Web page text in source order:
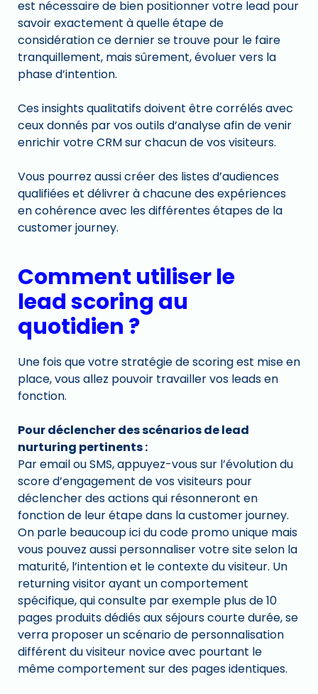
est nécessaire de bien positionner votre lead pour
savoir exactement à quelle étape de
considération ce dernier se trouve pour le faire
tranquillement, mais sûrement, évoluer vers la
phase d’intention.
Ces insights qualitatifs doivent être corrélés avec
ceux donnés par vos outils d’analyse afin de venir
enrichir votre CRM sur chacun de vos visiteurs.
Vous pourrez aussi créer des listes d’audiences
qualifiées et délivrer à chacune des expériences
en cohérence avec les différentes étapes de la
customer journey.
Comment utiliser le
lead scoring au
quotidien ?
Une fois que votre stratégie de scoring est mise en
place, vous allez pouvoir travailler vos leads en
fonction.
Pour déclencher des scénarios de lead
nurturing pertinents :
Par email ou SMS, appuyez-vous sur l’évolution du
score d’engagement de vos visiteurs pour
déclencher des actions qui résonneront en
fonction de leur étape dans la customer journey.
On parle beaucoup ici du code promo unique mais
vous pouvez aussi personnaliser votre site selon la
maturité, l’intention et le contexte du visiteur. Un
returning visitor ayant un comportement
spécifique, qui consulte par exemple plus de 10
pages produits dédiés aux séjours courte durée, se
verra proposer un scénario de personnalisation
différent du visiteur novice avec pourtant le
même comportement sur des pages identiques.